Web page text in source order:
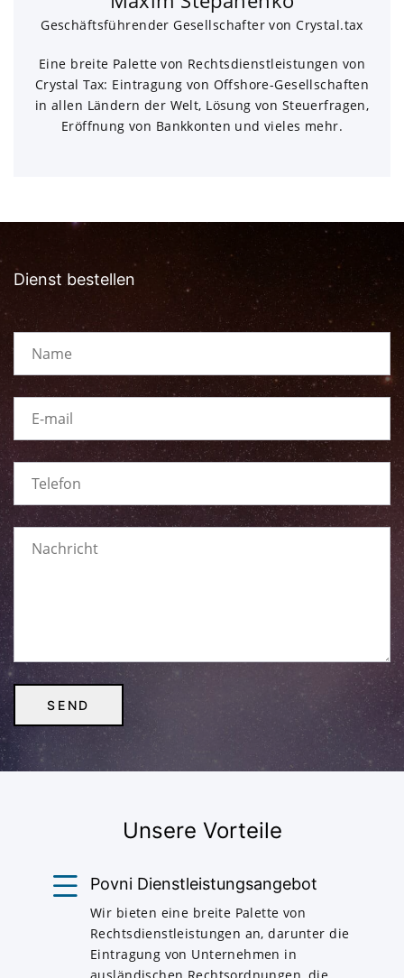
Geschäftsführender Gesellschafter von Crystal.tax
Eine breite Palette von Rechtsdienstleistungen von
Crystal Tax: Eintragung von Offshore-Gesellschaften
in allen Ländern der Welt, Lösung von Steuerfragen,
Eröffnung von Bankkonten und vieles mehr.
Dienst bestellen
Unsere Vorteile
Povni Dienstleistungsangebot
Wir bieten eine breite Palette von
Rechtsdienstleistungen an, darunter die
Eintragung von Unternehmen in
ausländischen Rechtsordnungen, die